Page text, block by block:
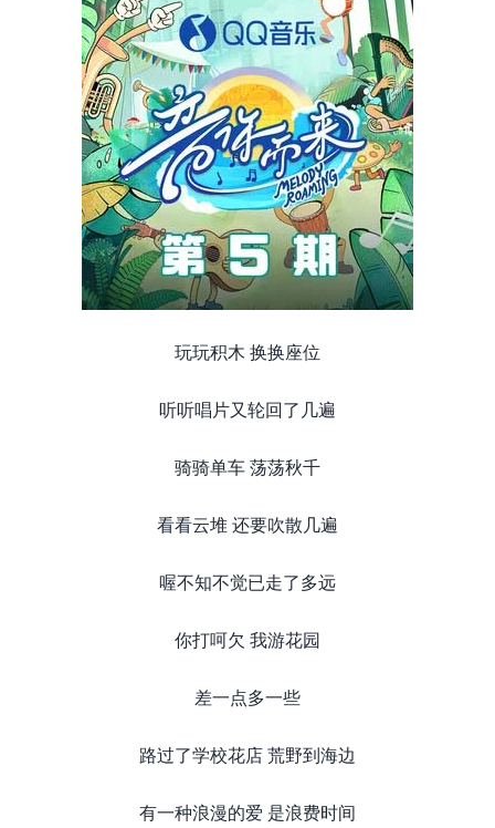
玩玩积木 换换座位
听听唱片又轮回了几遍
骑骑单车 荡荡秋千
看看云堆 还要吹散几遍
喔不知不觉已走了多远
你打呵欠 我游花园
差一点多一些
路过了学校花店 荒野到海边
有一种浪漫的爱 是浪费时间